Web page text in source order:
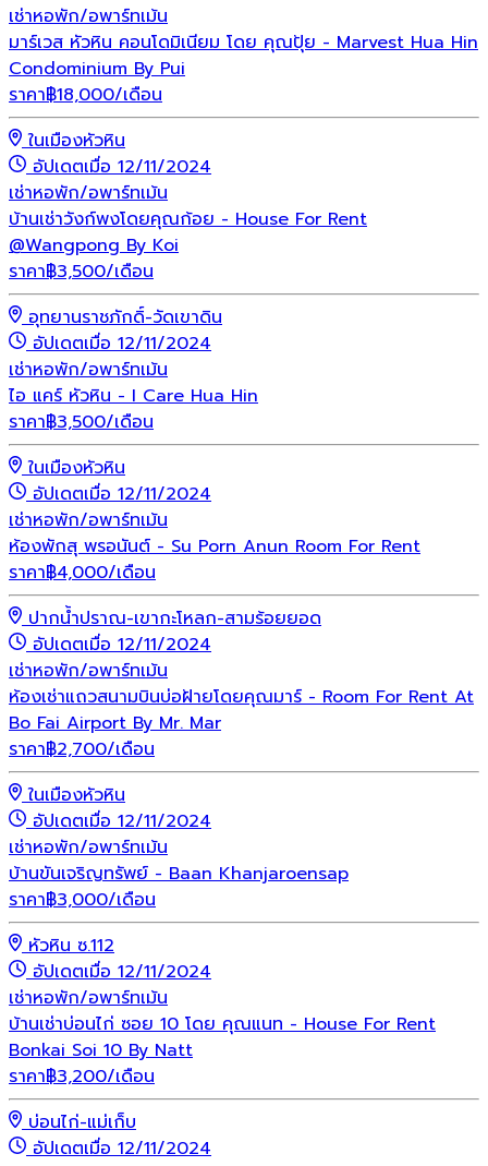
เช่าหอพัก/อพาร์ทเม้น
มาร์เวส หัวหิน คอนโดมิเนียม โดย คุณปุ้ย - Marvest Hua Hin
Condominium By Pui
ราคา฿18,000/เดือน
ในเมืองหัวหิน
อัปเดตเมื่อ 12/11/2024
เช่าหอพัก/อพาร์ทเม้น
บ้านเช่าวังก์พงโดยคุณก้อย - House For Rent
@Wangpong By Koi
ราคา฿3,500/เดือน
อุทยานราชภักดิ์-วัดเขาดิน
อัปเดตเมื่อ 12/11/2024
เช่าหอพัก/อพาร์ทเม้น
ไอ แคร์ หัวหิน - I Care Hua Hin
ราคา฿3,500/เดือน
ในเมืองหัวหิน
อัปเดตเมื่อ 12/11/2024
เช่าหอพัก/อพาร์ทเม้น
ห้องพักสุ พรอนันต์ - Su Porn Anun Room For Rent
ราคา฿4,000/เดือน
ปากน้ำปราณ-เขากะโหลก-สามร้อยยอด
อัปเดตเมื่อ 12/11/2024
เช่าหอพัก/อพาร์ทเม้น
ห้องเช่าแถวสนามบินบ่อฝ้ายโดยคุณมาร์ - Room For Rent At
Bo Fai Airport By Mr. Mar
ราคา฿2,700/เดือน
ในเมืองหัวหิน
อัปเดตเมื่อ 12/11/2024
เช่าหอพัก/อพาร์ทเม้น
บ้านขันเจริญทรัพย์ - Baan Khanjaroensap
ราคา฿3,000/เดือน
หัวหิน ซ.112
อัปเดตเมื่อ 12/11/2024
เช่าหอพัก/อพาร์ทเม้น
บ้านเช่าบ่อนไก่ ซอย 10 โดย คุณแนท - House For Rent
Bonkai Soi 10 By Natt
ราคา฿3,200/เดือน
บ่อนไก่-แม่เก็บ
อัปเดตเมื่อ 12/11/2024